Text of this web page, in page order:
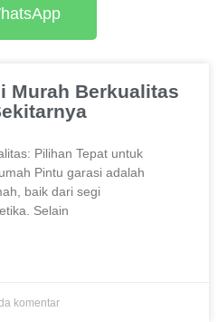
Murah Berkualitas
Pilihan Tepat untuk
Pintu garasi adalah
baik dari segi
Selain
komentar